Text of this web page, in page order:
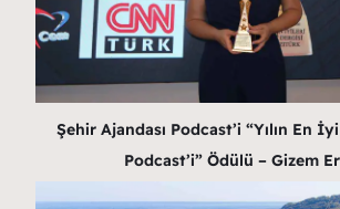
Şehir Ajandası Podcast’i “Yılın En
Podcast’i” Ödülü – Gizem